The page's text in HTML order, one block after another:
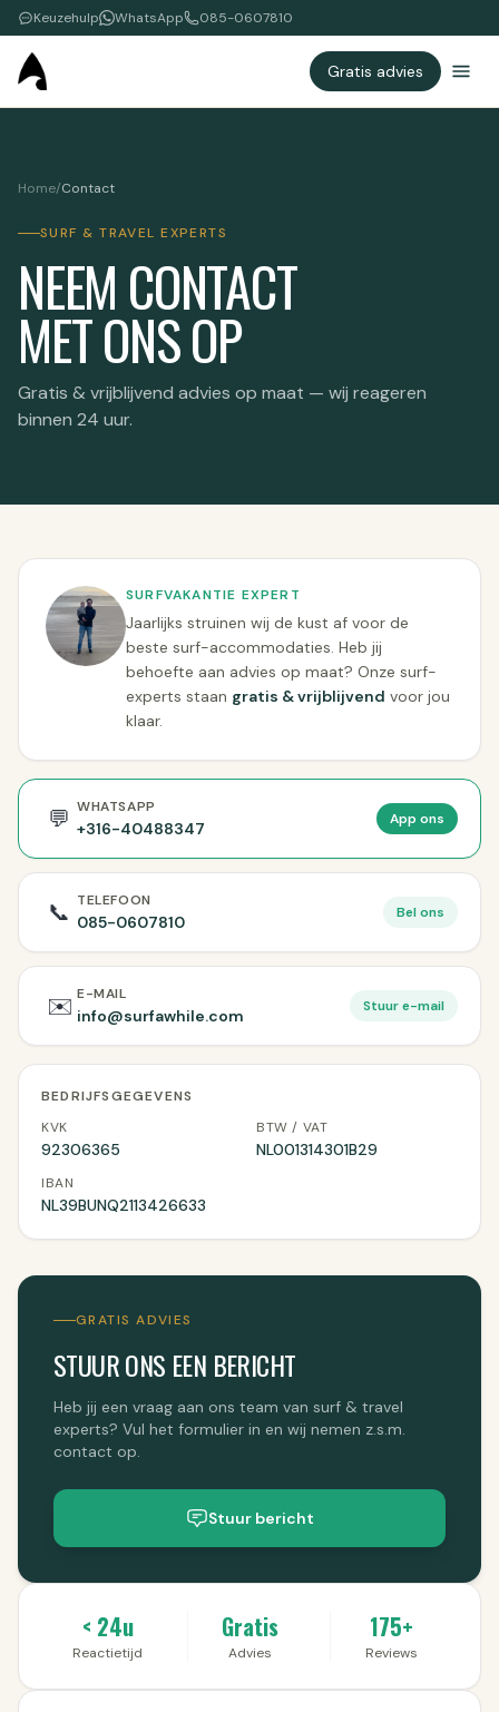
Keuzehulp WhatsApp 085-0607810
Gratis advies
Home/Contact
SURF & TRAVEL EXPERTS
NEEM CONTACT
MET ONS OP
Gratis & vrijblijvend advies op maat — wij reageren
binnen 24 uur.
SURFVAKANTIE EXPERT
Jaarlijks struinen wij de kust af voor de
beste surf-accommodaties. Heb jij
behoefte aan advies op maat? Onze surf-
experts staan gratis & vrijblijvend voor jou
klaar.
💬 WHATSAPP
+316-40488347 App ons
📞 TELEFOON
085-0607810 Bel ons
✉️ E-MAIL
info@surfawhile.com Stuur e-mail
BEDRIJFSGEGEVENS
KVK
92306365
BTW / VAT
NL001314301B29
IBAN
NL39BUNQ2113426633
GRATIS ADVIES
STUUR ONS EEN BERICHT
Heb jij een vraag aan ons team van surf & travel
experts? Vul het formulier in en wij nemen z.s.m.
contact op.
Stuur bericht
< 24u
Reactietijd
Gratis
Advies
175+
Reviews